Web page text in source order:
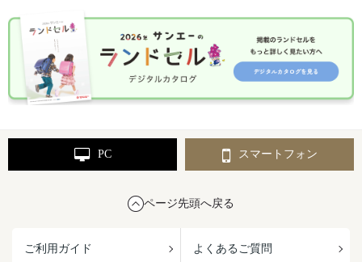
PC スマートフォン
ページ先頭へ戻る
ご利用ガイド よくあるご質問